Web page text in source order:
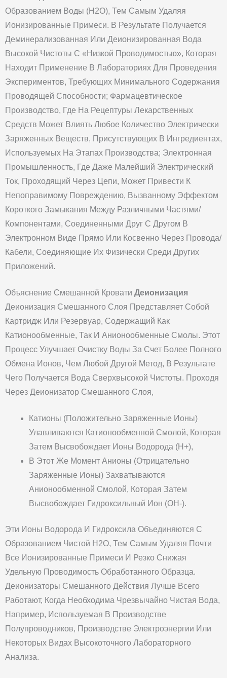
Образованием Воды (H2O), Тем Самым Удаляя
Ионизированные Примеси. В Результате Получается
Деминерализованная Или Деионизированная Вода
Высокой Чистоты С «низкой Проводимостью», Которая
Находит Применение В Лабораториях Для Проведения
Экспериментов, Требующих Минимального Содержания
Проводящей Способности; Фармацевтическое
Производство, Где На Рецептуры Лекарственных
Средств Может Влиять Любое Количество Электрически
Заряженных Веществ, Присутствующих В Ингредиентах,
Используемых На Этапах Производства; Электронная
Промышленность, Где Даже Малейший Электрический
Ток, Проходящий Через Цепи, Может Привести К
Непоправимому Повреждению, Вызванному Эффектом
Короткого Замыкания Между Различными Частями/
Компонентами, Соединенными Друг С Другом В
Электронном Виде Прямо Или Косвенно Через Провода/
Кабели, Соединяющие Их Физически Среди Других
Приложений.
Объяснение Смешанной Кровати Деионизация
Деионизация Смешанного Слоя Представляет Собой
Картридж Или Резервуар, Содержащий Как
Катионообменные, Так И Анионообменные Смолы. Этот
Процесс Улучшает Очистку Воды За Счет Более Полного
Обмена Ионов, Чем Любой Другой Метод, В Результате
Чего Получается Вода Сверхвысокой Чистоты. Проходя
Через Деионизатор Смешанного Слоя,
Катионы (положительно Заряженные Ионы)
Улавливаются Катионообменной Смолой, Которая
Затем Высвобождает Ионы Водорода (H+),
В Этот Же Момент Анионы (отрицательно
Заряженные Ионы) Захватываются
Анионообменной Смолой, Которая Затем
Высвобождает Гидроксильный Ион (OH-).
Эти Ионы Водорода И Гидроксила Объединяются С
Образованием Чистой H2O, Тем Самым Удаляя Почти
Все Ионизированные Примеси И Резко Снижая
Удельную Проводимость Обработанного Образца.
Деионизаторы Смешанного Действия Лучше Всего
Работают, Когда Необходима Чрезвычайно Чистая Вода,
Например, Используемая В Производстве
Полупроводников, Производстве Электроэнергии Или
Некоторых Видах Высокоточного Лабораторного
Анализа.